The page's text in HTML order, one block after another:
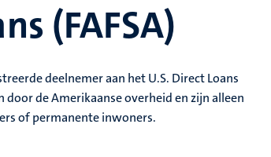
(FAFSA)
deelnemer aan het U.S. Direct Loans
de Amerikaanse overheid en zijn alleen
of permanente inwoners.